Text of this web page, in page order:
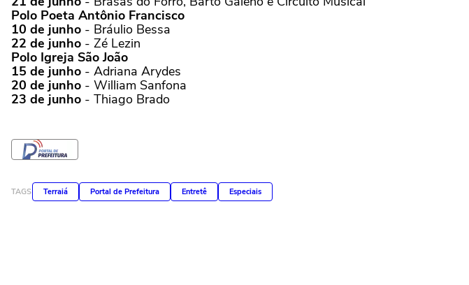
Polo Poeta Antônio Francisco
10 de junho - Bráulio Bessa
22 de junho - Zé Lezin
Polo Igreja São João
15 de junho - Adriana Arydes
20 de junho - William Sanfona
23 de junho - Thiago Brado
TAGS Terraiá Portal de Prefeitura Entretê Especiais